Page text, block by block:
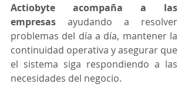
Actiobyte acompaña a las
empresas ayudando a resolver
problemas del día a día, mantener la
continuidad operativa y asegurar que
el sistema siga respondiendo a las
necesidades del negocio.